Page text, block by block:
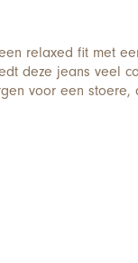
relaxed fit met
deze jeans veel
voor een stoere,